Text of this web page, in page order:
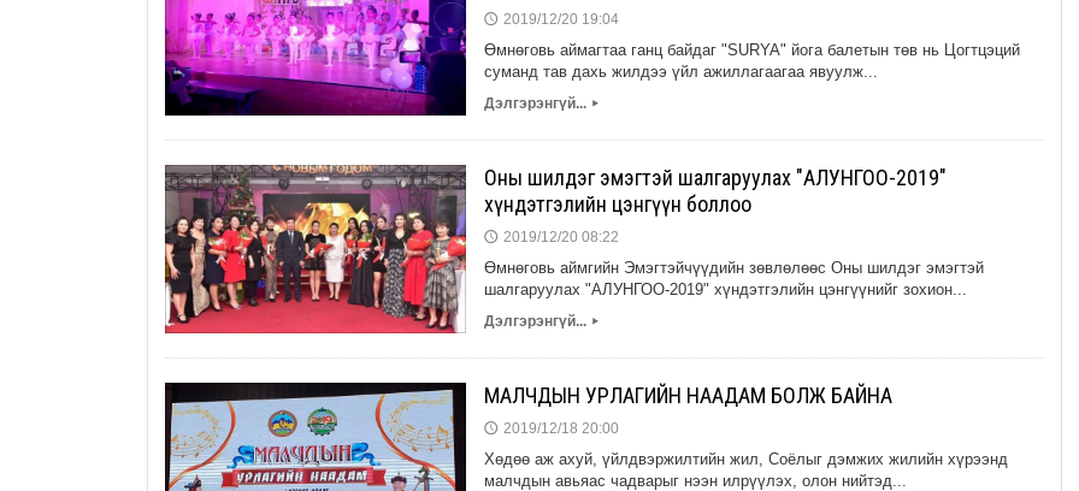
🕔 2019/12/20 19:04
Өмнөговь аймагтаа ганц байдаг "SURYA" йога балетын төв нь Цогтцэций
суманд тав дахь жилдээ үйл ажиллагаагаа явуулж...
Дэлгэрэнгүй... ▸
Оны шилдэг эмэгтэй шалгаруулах "АЛУНГОО-2019"
хүндэтгэлийн цэнгүүн боллоо
🕔 2019/12/20 08:22
Өмнөговь аймгийн Эмэгтэйчүүдийн зѳвлѳлѳѳс Оны шилдэг эмэгтэй
шалгаруулах "АЛУНГОО-2019" хүндэтгэлийн цэнгүүнийг зохион...
Дэлгэрэнгүй... ▸
МАЛЧДЫН УРЛАГИЙН НААДАМ БОЛЖ БАЙНА
🕔 2019/12/18 20:00
Хөдөө аж ахуй, үйлдвэржилтийн жил, Соёлыг дэмжих жилийн хүрээнд
малчдын авьяас чадварыг нээн илрүүлэх, олон нийтэд...